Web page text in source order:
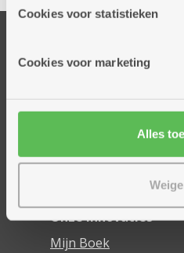
partners kunnen deze
Cookies voor statistieken
Cookies voor marketing
Alles
Thuisdiensten
Assistentiewoningen
Woonzorgcentra
Financieel comfort
Onze innovaties
Mijn Boek